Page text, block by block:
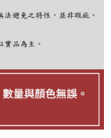
聯繫「AFTEE先享後付
support/home
享後付」服務完成之交
易相關給付款項請求債
，本公司不負相關責